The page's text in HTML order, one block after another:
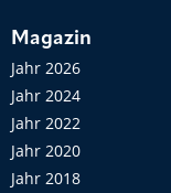
Magazin
Jahr 2026
Jahr 2024
Jahr 2022
Jahr 2020
Jahr 2018